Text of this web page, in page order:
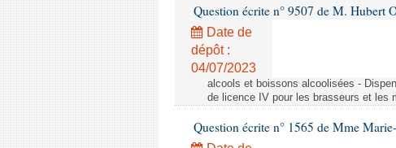
Question écrite n° 9507 de M. Hubert
Date de
dépôt :
04/07/2023
alcools et boissons alcoolisées -
de licence IV pour les brasseurs et les
Question écrite n° 1565 de Mme